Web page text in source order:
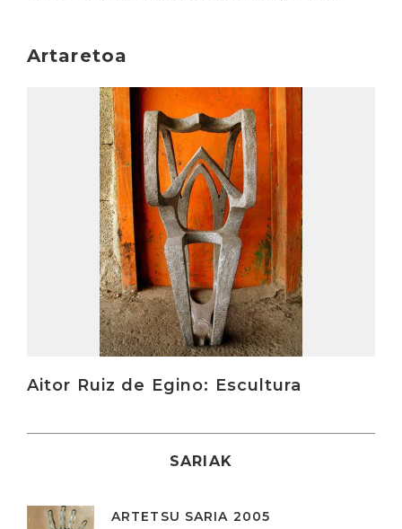
Artaretoa
Aitor Ruiz de Egino: Escultura
SARIAK
ARTETSU SARIA 2005